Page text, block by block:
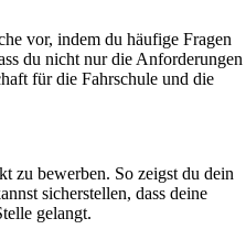
vor, indem du häufige Fragen
du nicht nur die Anforderungen
für die Fahrschule und die
zu bewerben. So zeigst du dein
sicherstellen, dass deine
gelangt.